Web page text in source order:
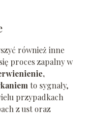
również inne
proces zapalny w
to sygnały,
przypadkach
z ust oraz